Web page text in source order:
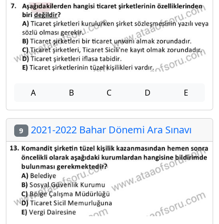
A B C D E
9 2021-2022 Bahar Dönemi Ara Sınavı